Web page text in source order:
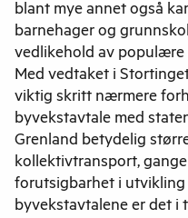
blant mye annet også
barnehager og
vedlikehold av populære
Med vedtaket i
viktig skritt nærmere
byvekstavtale med
Grenland betydelig
kollektivtransport,
forutsigbarhet i utvikling
byvekstavtalene er det i